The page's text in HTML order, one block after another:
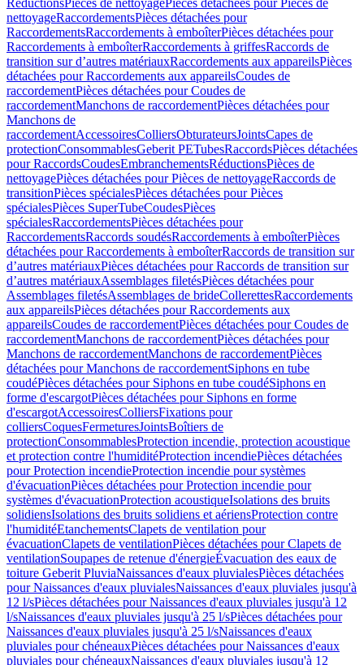
RéductionsPièces de nettoyagePièces détachées pour Pièces de
nettoyageRaccordementsPièces détachées pour
RaccordementsRaccordements à emboîterPièces détachées pour
Raccordements à emboîterRaccordements à griffesRaccords de
transition sur d’autres matériauxRaccordements aux appareilsPièces
détachées pour Raccordements aux appareilsCoudes de
raccordementPièces détachées pour Coudes de
raccordementManchons de raccordementPièces détachées pour
Manchons de
raccordementAccessoiresColliersObturateursJointsCapes de
protectionConsommablesGeberit PETubesRaccordsPièces détachées
pour RaccordsCoudesEmbranchementsRéductionsPièces de
nettoyagePièces détachées pour Pièces de nettoyageRaccords de
transitionPièces spécialesPièces détachées pour Pièces
spécialesPièces SuperTubeCoudesPièces
spécialesRaccordementsPièces détachées pour
RaccordementsRaccords soudésRaccordements à emboîterPièces
détachées pour Raccordements à emboîterRaccords de transition sur
d’autres matériauxPièces détachées pour Raccords de transition sur
d’autres matériauxAssemblages filetésPièces détachées pour
Assemblages filetésAssemblages de brideCollerettesRaccordements
aux appareilsPièces détachées pour Raccordements aux
appareilsCoudes de raccordementPièces détachées pour Coudes de
raccordementManchons de raccordementPièces détachées pour
Manchons de raccordementManchons de raccordementPièces
détachées pour Manchons de raccordementSiphons en tube
coudéPièces détachées pour Siphons en tube coudéSiphons en
forme d'escargotPièces détachées pour Siphons en forme
d'escargotAccessoiresColliersFixations pour
colliersCoquesFermeturesJointsBoîtiers de
protectionConsommablesProtection incendie, protection acoustique
et protection contre l'humiditéProtection incendiePièces détachées
pour Protection incendieProtection incendie pour systèmes
d'évacuationPièces détachées pour Protection incendie pour
systèmes d'évacuationProtection acoustiqueIsolations des bruits
solidiensIsolations des bruits solidiens et aériensProtection contre
l'humiditéEtanchementsClapets de ventilation pour
évacuationClapets de ventilationPièces détachées pour Clapets de
ventilationSoupapes de retenue d'énergieÉvacuation des eaux de
toiture Geberit PluviaNaissances d'eaux pluvialesPièces détachées
pour Naissances d'eaux pluvialesNaissances d'eaux pluviales jusqu'à
12 l/sPièces détachées pour Naissances d'eaux pluviales jusqu'à 12
l/sNaissances d'eaux pluviales jusqu'à 25 l/sPièces détachées pour
Naissances d'eaux pluviales jusqu'à 25 l/sNaissances d'eaux
pluviales pour chéneauxPièces détachées pour Naissances d'eaux
pluviales pour chéneauxNaissances d'eaux pluviales jusqu'à 12